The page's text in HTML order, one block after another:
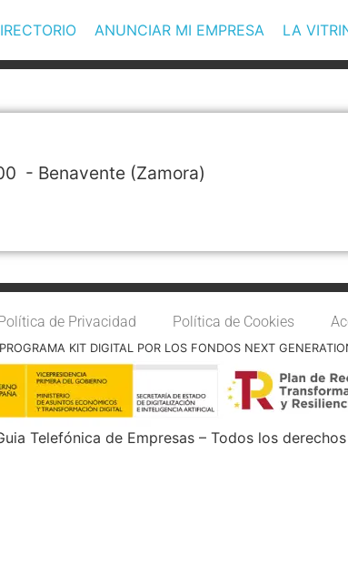
ANUNCIAR MI EMPRESA LA
- Benavente (Zamora)
de Privacidad Política de Cookies
KIT DIGITAL POR LOS FONDOS NEXT
Telefónica de Empresas – Todos los